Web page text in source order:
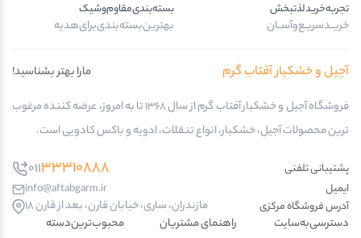
تجربه‌خرید‌لذتبخش
خریــد‌سریـع‌و‌آســان
بسته‌بندی‌مقاوم‌وشیک
بهترین‌بسته‌بندی‌برای‌هدیه
آجیل و خشکبار آفتاب گرم
مارا بهتر بشناسید!
فروشگاه آجیل و خشکبار آفتاب گرم از سال 1368 تا به امروز، عرضه کننده مرغوب
ترین محصولات آجیل، خشکبار، انواع تنقلات، ادویه و باکس کادویی است.
پشتیبانی تلفنی 01133310888
ایمیل
info@aftabgarm.ir
آدرس‌ فروشگاه مرکزی
مازندران، ساری، خیابان قارن، بعد از قارن 18
دسترسی‌به‌سایت
راهنمای مشتریان
محبوب‌ترین‌دسته‌